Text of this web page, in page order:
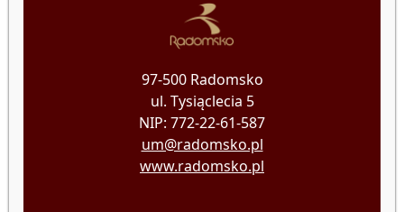
97-500 Radomsko
ul. Tysiąclecia 5
NIP: 772-22-61-587
um@radomsko.pl
www.radomsko.pl